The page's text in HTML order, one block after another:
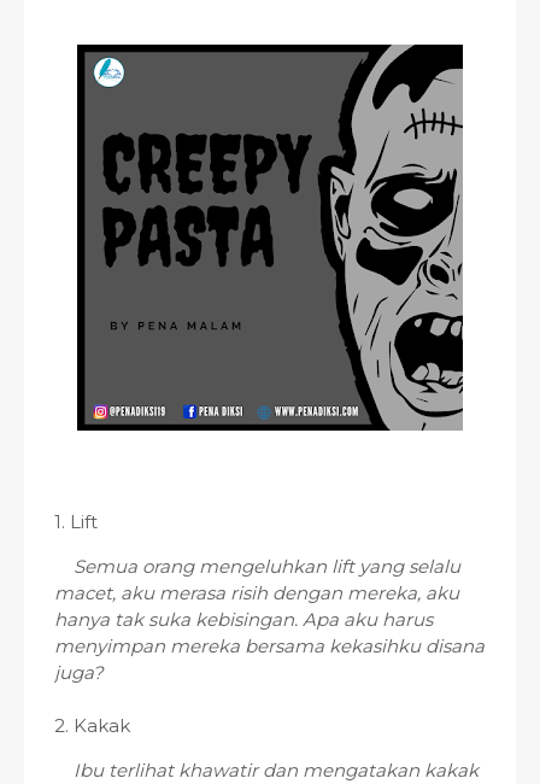
1. Lift
Semua orang mengeluhkan lift yang selalu
macet, aku merasa risih dengan mereka, aku
hanya tak suka kebisingan. Apa aku harus
menyimpan mereka bersama kekasihku disana
juga?
2. Kakak
Ibu terlihat khawatir dan mengatakan kakak